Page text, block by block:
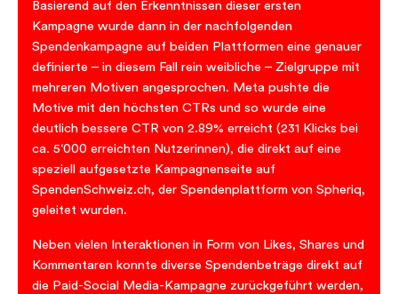
Basierend auf den Erkenntnissen dieser ersten
Kampagne wurde dann in der nachfolgenden
Spendenkampagne auf beiden Plattformen eine genauer
definierte – in diesem Fall rein weibliche – Zielgruppe mit
mehreren Motiven angesprochen. Meta pushte die
Motive mit den höchsten CTRs und so wurde eine
deutlich bessere CTR von 2.89% erreicht (231 Klicks bei
ca. 5‘000 erreichten Nutzerinnen), die direkt auf eine
speziell aufgesetzte Kampagnenseite auf
SpendenSchweiz.ch, der Spendenplattform von Spheriq,
geleitet wurden.
Neben vielen Interaktionen in Form von Likes, Shares und
Kommentaren konnte diverse Spendenbeträge direkt auf
die Paid-Social Media-Kampagne zurückgeführt werden,